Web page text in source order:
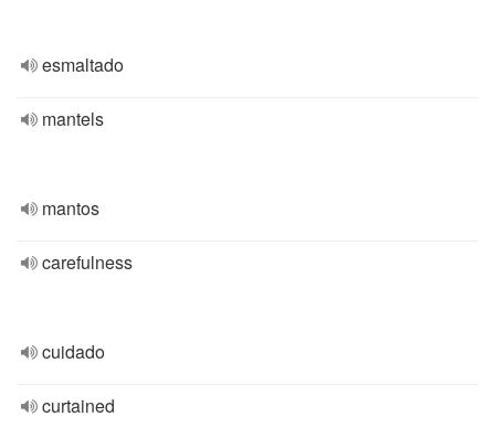
esmaltado
mantels
mantos
carefulness
cuidado
curtained